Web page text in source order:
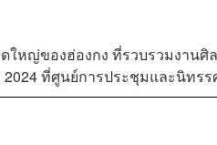
ใหญ่ของฮ่องกง ที่รวบรวมงานศิ
ที่ศูนย์การประชุมและนิทรร